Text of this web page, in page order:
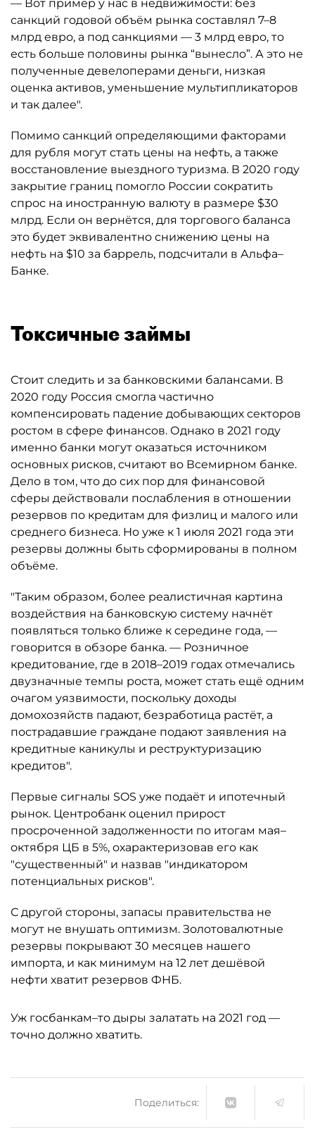
— Вот пример у нас в недвижимости: без
санкций годовой объём рынка составлял 7–8
млрд евро, а под санкциями — 3 млрд евро, то
есть больше половины рынка “вынесло”. А это не
полученные девелоперами деньги, низкая
оценка активов, уменьшение мультипликаторов
и так далее".
Помимо санкций определяющими факторами
для рубля могут стать цены на нефть, а также
восстановление выездного туризма. В 2020 году
закрытие границ помогло России сократить
спрос на иностранную валюту в размере $30
млрд. Если он вернётся, для торгового баланса
это будет эквивалентно снижению цены на
нефть на $10 за баррель, подсчитали в Альфа–
Банке.
Токсичные займы
Стоит следить и за банковскими балансами. В
2020 году Россия смогла частично
компенсировать падение добывающих секторов
ростом в сфере финансов. Однако в 2021 году
именно банки могут оказаться источником
основных рисков, считают во Всемирном банке.
Дело в том, что до сих пор для финансовой
сферы действовали послабления в отношении
резервов по кредитам для физлиц и малого или
среднего бизнеса. Но уже к 1 июля 2021 года эти
резервы должны быть сформированы в полном
объёме.
"Таким образом, более реалистичная картина
воздействия на банковскую систему начнёт
появляться только ближе к середине года, —
говорится в обзоре банка. — Розничное
кредитование, где в 2018–2019 годах отмечались
двузначные темпы роста, может стать ещё одним
очагом уязвимости, поскольку доходы
домохозяйств падают, безработица растёт, а
пострадавшие граждане подают заявления на
кредитные каникулы и реструктуризацию
кредитов".
Первые сигналы SOS уже подаёт и ипотечный
рынок. Центробанк оценил прирост
просроченной задолженности по итогам мая–
октября ЦБ в 5%, охарактеризовав его как
"существенный" и назвав "индикатором
потенциальных рисков".
С другой стороны, запасы правительства не
могут не внушать оптимизм. Золотовалютные
резервы покрывают 30 месяцев нашего
импорта, и как минимум на 12 лет дешёвой
нефти хватит резервов ФНБ.
Уж госбанкам–то дыры залатать на 2021 год —
точно должно хватить.
Поделиться: